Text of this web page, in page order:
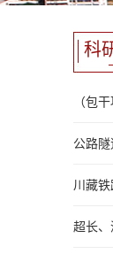
科
（包
公路
川藏
超长